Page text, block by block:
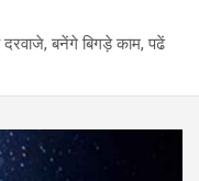
बनेंगे बिगड़े काम, पढें